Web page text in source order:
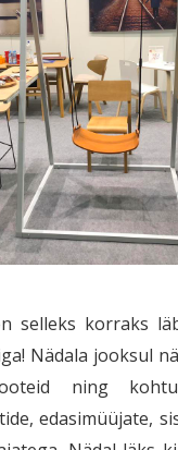
selleks korraks
Nädala jooksul
ning
edasimüüjate,